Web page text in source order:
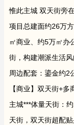
惟此主城 双天街旁
项目总建面约26万
㎡商业、约5万㎡办
街，构建潮派生活风
周边配套：鎏金约2
【商业】双天街+
主城***体量天街：
天街，双天街超配